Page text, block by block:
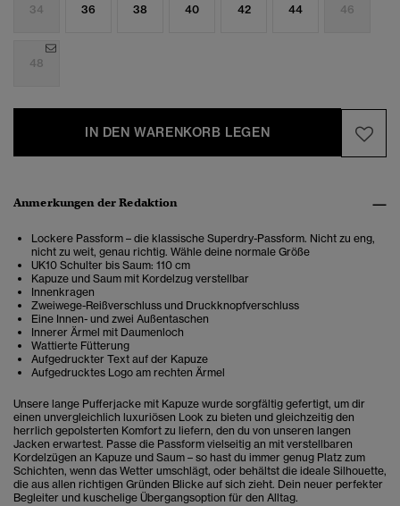
34 36 38 40 42 44 46
48
IN DEN WARENKORB LEGEN
Anmerkungen der Redaktion
Lockere Passform – die klassische Superdry-Passform. Nicht zu eng,
nicht zu weit, genau richtig. Wähle deine normale Größe
UK10 Schulter bis Saum: 110 cm
Kapuze und Saum mit Kordelzug verstellbar
Innenkragen
Zweiwege-Reißverschluss und Druckknopfverschluss
Eine Innen- und zwei Außentaschen
Innerer Ärmel mit Daumenloch
Wattierte Fütterung
Aufgedruckter Text auf der Kapuze
Aufgedrucktes Logo am rechten Ärmel
Unsere lange Pufferjacke mit Kapuze wurde sorgfältig gefertigt, um dir
einen unvergleichlich luxuriösen Look zu bieten und gleichzeitig den
herrlich gepolsterten Komfort zu liefern, den du von unseren langen
Jacken erwartest. Passe die Passform vielseitig an mit verstellbaren
Kordelzügen an Kapuze und Saum – so hast du immer genug Platz zum
Schichten, wenn das Wetter umschlägt, oder behältst die ideale Silhouette,
die aus allen richtigen Gründen Blicke auf sich zieht. Dein neuer perfekter
Begleiter und kuschelige Übergangsoption für den Alltag.